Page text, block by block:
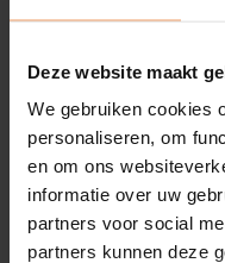
Deze website maakt
We gebruiken cookies
personaliseren, om
en om ons
informatie over uw
partners voor social
partners kunnen deze
voelt als maatwerk.
Onze deelnemers
maanden iemand
voelen.